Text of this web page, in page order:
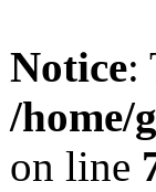
Notice:
/home/
on line